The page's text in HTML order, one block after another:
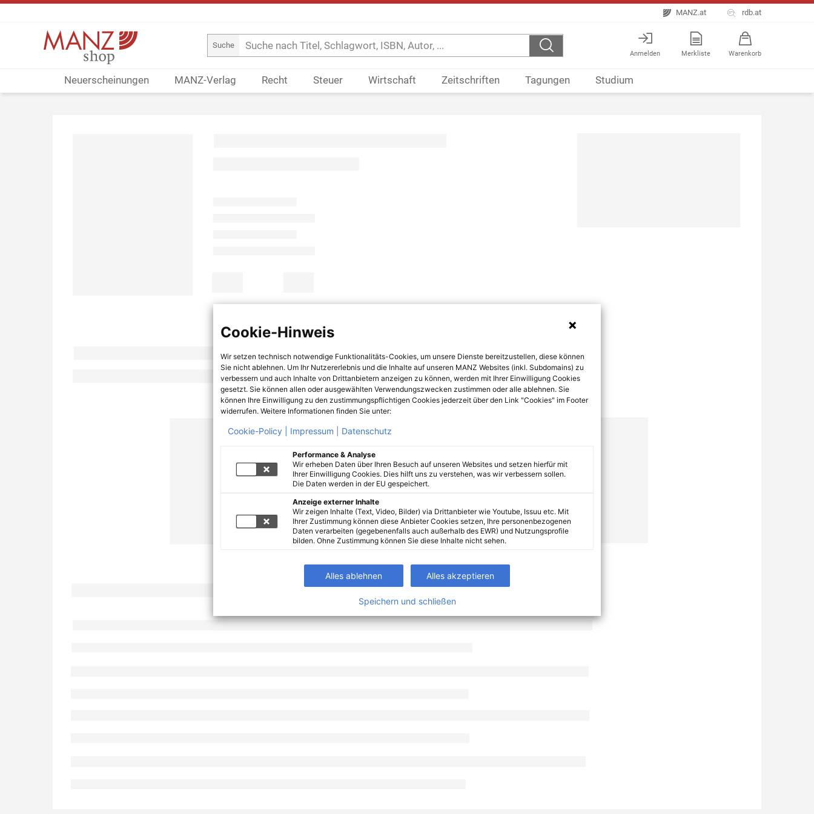
MANZ.at rdb.at
Suche
Anmelden Merkliste Warenkorb
Neuerscheinungen MANZ-Verlag Recht Steuer Wirtschaft Zeitschriften Tagungen Studium
Cookie-Hinweis
Wir setzen technisch notwendige Funktionalitäts-Cookies, um unsere Dienste bereitzustellen, diese können
Sie nicht ablehnen. Um Ihr Nutzererlebnis und die Inhalte auf unseren MANZ Websites (inkl. Subdomains) zu
verbessern und auch Inhalte von Drittanbietern anzeigen zu können, werden mit Ihrer Einwilligung Cookies
gesetzt. Sie können allen oder ausgewählten Verwendungszwecken zustimmen oder alle ablehnen. Sie
können Ihre Einwilligung zu den zustimmungspflichtigen Cookies jederzeit über den Link "Cookies" im Footer
widerrufen. Weitere Informationen finden Sie unter:
Cookie-Policy | Impressum | Datenschutz
Performance & Analyse
Wir erheben Daten über Ihren Besuch auf unseren Websites und setzen hierfür mit
Ihrer Einwilligung Cookies. Dies hilft uns zu verstehen, was wir verbessern sollen.
Die Daten werden in der EU gespeichert.
Anzeige externer Inhalte
Wir zeigen Inhalte (Text, Video, Bilder) via Drittanbieter wie Youtube, Issuu etc. Mit
Ihrer Zustimmung können diese Anbieter Cookies setzen, Ihre personenbezogenen
Daten verarbeiten (gegebenenfalls auch außerhalb des EWR) und Nutzungsprofile
bilden. Ohne Zustimmung können Sie diese Inhalte nicht sehen.
Alles ablehnen Alles akzeptieren
Speichern und schließen